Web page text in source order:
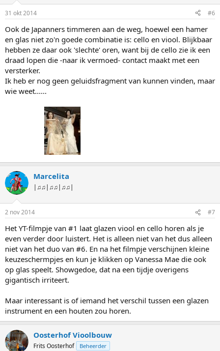
31 okt 2014 #6
Ook de Japanners timmeren aan de weg, hoewel een hamer
en glas niet zo'n goede combinatie is: cello en viool. Blijkbaar
hebben ze daar ook 'slechte' oren, want bij de cello zie ik een
draad lopen die -naar ik vermoed- contact maakt met een
versterker.
Ik heb er nog geen geluidsfragment van kunnen vinden, maar
wie weet......
Marcelita
|♫♫|♫♫|♫♫|
2 nov 2014 #7
Het YT-filmpje van #1 laat glazen viool en cello horen als je
even verder door luistert. Het is alleen niet van het dus alleen
niet van het duo van #6. En na het filmpje verschijnen kleine
keuzeschermpjes en kun je klikken op Vanessa Mae die ook
op glas speelt. Showgedoe, dat na een tijdje overigens
gigantisch irriteert.
Maar interessant is of iemand het verschil tussen een glazen
instrument en een houten zou horen.
Oosterhof Vioolbouw
Frits Oosterhof Beheerder